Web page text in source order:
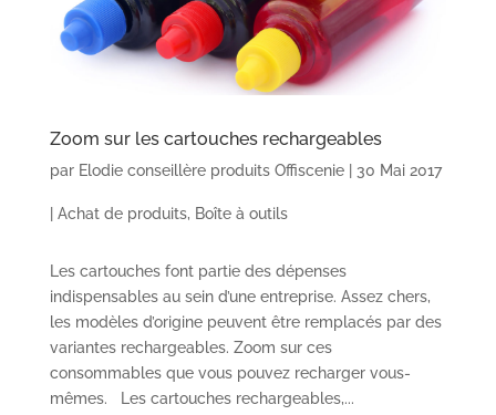
Zoom sur les cartouches rechargeables
par Elodie conseillère produits Offiscenie| 30 Mai 2017
Achat de produits, Boîte à outils
Les cartouches font partie des dépenses
indispensables au sein d’une entreprise. Assez chers,
les modèles d’origine peuvent être remplacés par des
variantes rechargeables. Zoom sur ces
consommables que vous pouvez recharger vous-
mêmes. Les cartouches rechargeables,...